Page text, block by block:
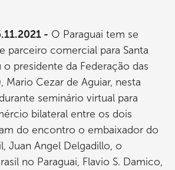
- O Paraguai tem se
parceiro comercial para Santa
presidente da Federação das
Mario Cezar de Aguiar, nesta
seminário virtual para
bilateral entre os dois
do encontro o embaixador do
Juan Angel Delgadillo, o
no Paraguai, Flavio S. Damico,